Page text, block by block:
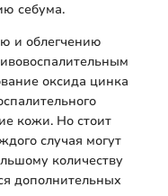
себума.
и облегчению
оксида цинка
кожи. Но стоит
случая могут
количеству
дополнительных